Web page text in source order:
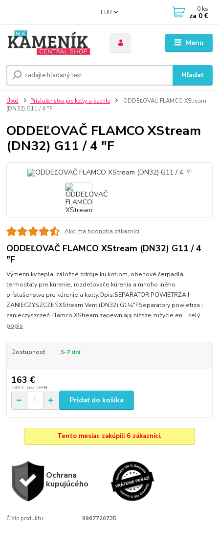
Menu
EUR
Hľadať
0 ks
za 0 €
Úvod Príslušenstvo pre kotly a kachle
ODDEĽOVAČ FLAMCO XStream
(DN32) G11 / 4 "F
ODDEĽOVAČ FLAMCO XStream
(DN32) G11 / 4 "F
Ako ma hodnotia zákazníci
ODDEĽOVAČ FLAMCO XStream (DN32) G11 / 4
"F
Výmenniky tepla, záložné zdroje ku kotlom, obehové čerpadlá,
termostaty pre kúrenie, rozdeľovače kúrenia a mnoho iného
príslušenstva pre kúrenie a kotly.Opis:SEPARATOR POWIETRZA I
ZANIECZYSZCZEŃXStream Vent (DN32) G1¼"FSeparatory powietrza i
zanieczyszczeń Flamco XStream zapewniają niższe zużycie en... celý
popis
Dostupnosť 3-7 dní
163 €
133 € bez DPH
Pridať do košíka
Tento mesiac zakúpili 6 zákazníci.
Ochrana
kupujúcého
Číslo produktu: 9967720735